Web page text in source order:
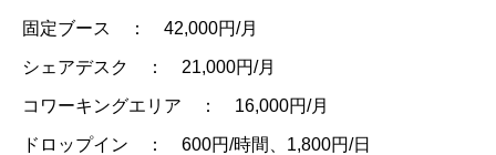
固定ブース ： 42,000円/月
シェアデスク ： 21,000円/月
コワーキングエリア ： 16,000円/月
ドロップイン ： 600円/時間、1,800円/日